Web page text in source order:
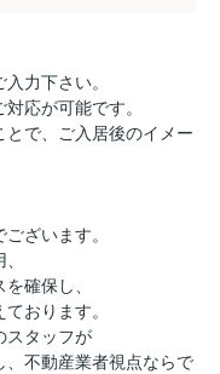
力下さい。
応が可能です。
で、ご入居後のイメー
ざいます。
確保し、
おります。
スタッフが
不動産業者視点ならで